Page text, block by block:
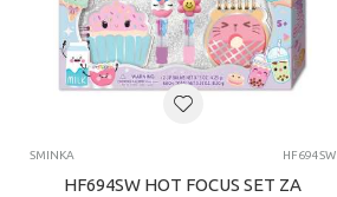
SMINKA HF694SW
HF694SW HOT FOCUS SET ZA